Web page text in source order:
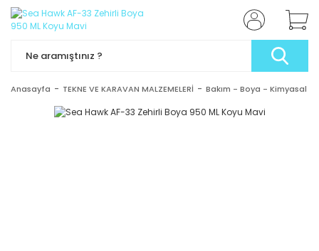
Anasayfa TEKNE VE KARAVAN MALZEMELERİ Bakım - Boya - Kimyasal